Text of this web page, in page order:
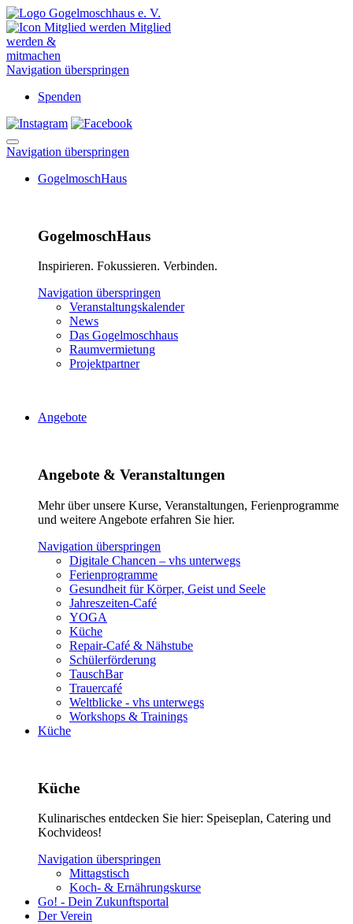
Mitglied
werden &
mitmachen
Navigation überspringen
Spenden
Navigation überspringen
GogelmoschHaus
GogelmoschHaus
Inspirieren. Fokussieren. Verbinden.
Navigation überspringen
Veranstaltungskalender
News
Das Gogelmoschhaus
Raumvermietung
Projektpartner
Angebote
Angebote & Veranstaltungen
Mehr über unsere Kurse, Veranstaltungen, Ferienprogramme
und weitere Angebote erfahren Sie hier.
Navigation überspringen
Digitale Chancen – vhs unterwegs
Ferienprogramme
Gesundheit für Körper, Geist und Seele
Jahreszeiten-Café
YOGA
Küche
Repair-Café & Nähstube
Schülerförderung
TauschBar
Trauercafé
Weltblicke - vhs unterwegs
Workshops & Trainings
Küche
Küche
Kulinarisches entdecken Sie hier: Speiseplan, Catering und
Kochvideos!
Navigation überspringen
Mittagstisch
Koch- & Ernährungskurse
Go! - Dein Zukunftsportal
Der Verein